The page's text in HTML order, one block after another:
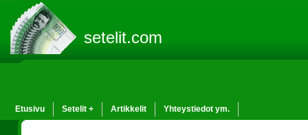
setelit.com
Etusivu Setelit + Artikkelit Yhteystiedot ym.